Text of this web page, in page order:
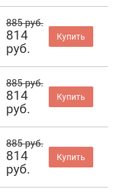
885 руб.
814
руб.
Купить
885 руб.
814
руб.
Купить
885 руб.
814
руб.
Купить